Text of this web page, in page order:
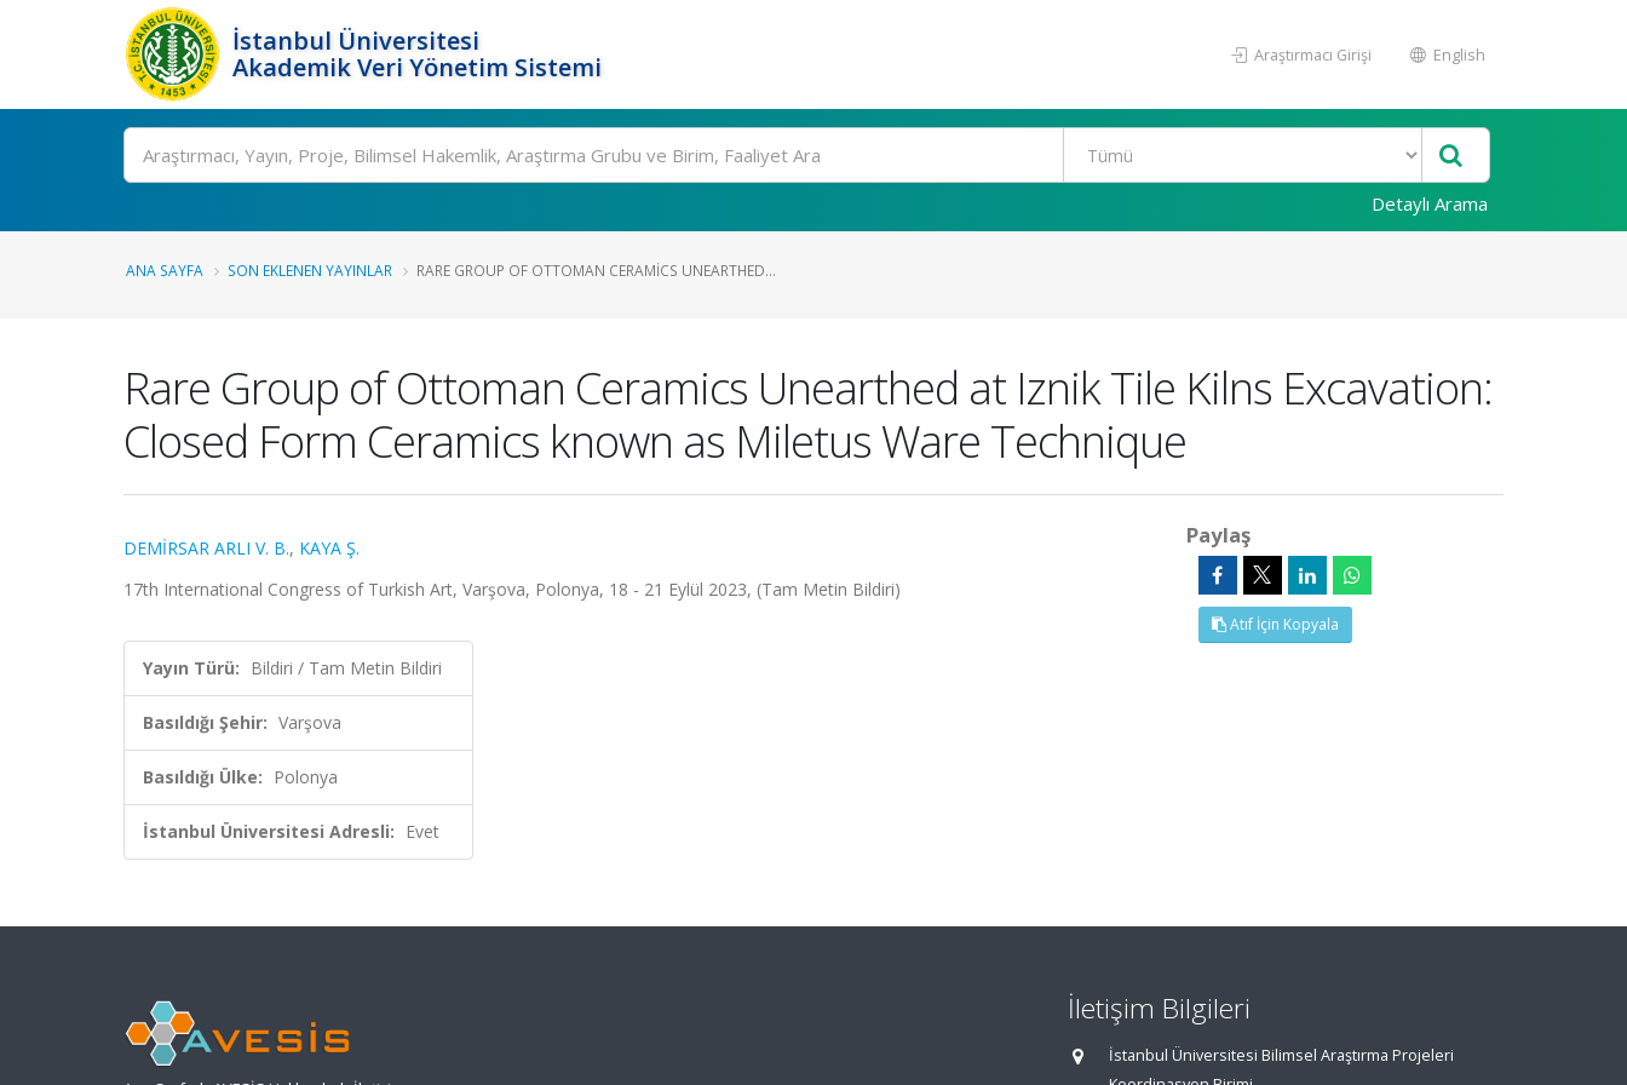
İstanbul Üniversitesi
Akademik Veri Yönetim Sistemi
Araştırmacı Girişi English
Ara
Detaylı Arama
ANA SAYFA SON EKLENEN YAYINLAR RARE GROUP OF OTTOMAN CERAMICS UNEARTHED...
Rare Group of Ottoman Ceramics Unearthed at Iznik Tile Kilns Excavation:
Closed Form Ceramics known as Miletus Ware Technique
DEMİRSAR ARLI V. B., KAYA Ş.
17th International Congress of Turkish Art, Varşova, Polonya, 18 - 21 Eylül 2023, (Tam Metin Bildiri)
Yayın Türü: Bildiri / Tam Metin Bildiri
Basıldığı Şehir: Varşova
Basıldığı Ülke: Polonya
İstanbul Üniversitesi Adresli: Evet
Paylaş
Atıf İçin Kopyala
İletişim Bilgileri
İstanbul Üniversitesi Bilimsel Araştırma Projeleri